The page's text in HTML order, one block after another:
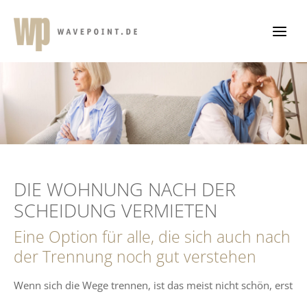
Inhalt
springen
DIE WOHNUNG NACH DER
SCHEIDUNG VERMIETEN
Eine Option für alle, die sich auch nach
der Trennung noch gut verstehen
Wenn sich die Wege trennen, ist das meist nicht schön, erst